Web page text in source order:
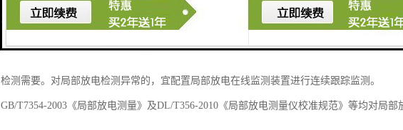
屏蔽层： 双层镀银屏蔽
相关安全法规：
检测需要。对局部放电检测异常的，宜配置局部放电在线监测装置进行连续跟踪监测。
GB/T7354-2003《局部放电测量》及DL/T356-2010《局部放电测量仪校准规范》等均对局